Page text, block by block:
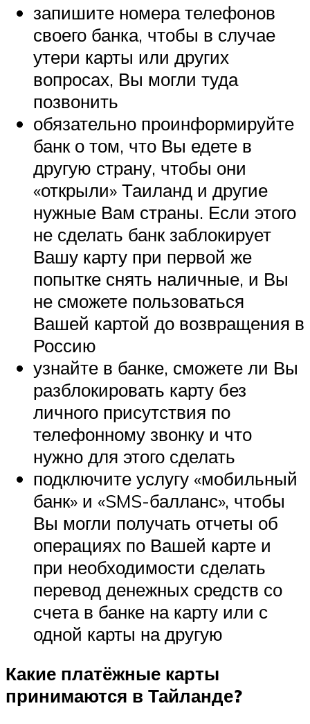
запишите номера телефонов
своего банка, чтобы в случае
утери карты или других
вопросах, Вы могли туда
позвонить
обязательно проинформируйте
банк о том, что Вы едете в
другую страну, чтобы они
«открыли» Таиланд и другие
нужные Вам страны. Если этого
не сделать банк заблокирует
Вашу карту при первой же
попытке снять наличные, и Вы
не сможете пользоваться
Вашей картой до возвращения в
Россию
узнайте в банке, сможете ли Вы
разблокировать карту без
личного присутствия по
телефонному звонку и что
нужно для этого сделать
подключите услугу «мобильный
банк» и «SMS-балланс», чтобы
Вы могли получать отчеты об
операциях по Вашей карте и
при необходимости сделать
перевод денежных средств со
счета в банке на карту или с
одной карты на другую
Какие платёжные карты
принимаются в Тайланде?